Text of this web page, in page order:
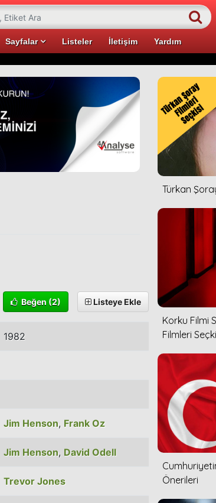
Sayfalar Listeler İletişim Yardım
Beğen (2) Listeye Ekle
1982
Jim Henson, Frank Oz
Jim Henson, David Odell
Trevor Jones
Türkan
Korku Filmi
Filmleri
Önerileri